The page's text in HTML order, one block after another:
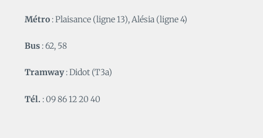
Métro : Plaisance (ligne 13), Alésia (ligne 4)
Bus : 62, 58
Tramway: Didot (T3a)
Tél. : 09 86 12 20 40